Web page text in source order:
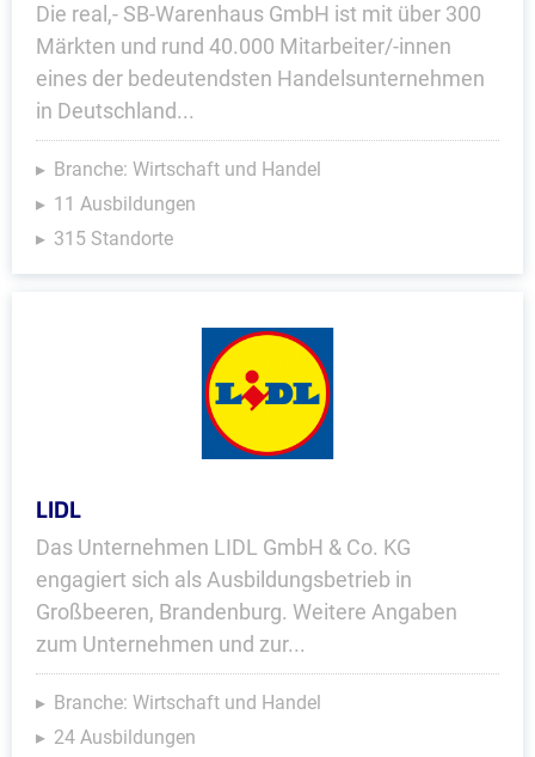
Die real,- SB-Warenhaus GmbH ist mit über 300
Märkten und rund 40.000 Mitarbeiter/-innen
eines der bedeutendsten Handelsunternehmen
in Deutschland...
Branche: Wirtschaft und Handel
11 Ausbildungen
315 Standorte
LIDL
Das Unternehmen LIDL GmbH & Co. KG
engagiert sich als Ausbildungsbetrieb in
Großbeeren, Brandenburg. Weitere Angaben
zum Unternehmen und zur...
Branche: Wirtschaft und Handel
24 Ausbildungen